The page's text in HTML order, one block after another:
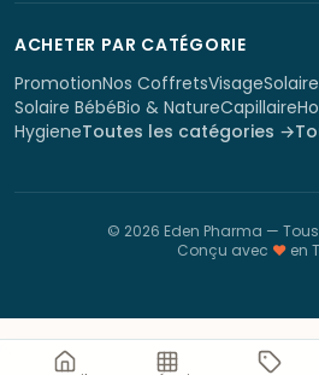
ACHETER PAR CATÉGORIE
PromotionNos CoffretsVisageSolaire
Solaire BébéBio & NatureCapillaire
HygieneToutes les catégories →
© 2026 Eden Pharma —
Conçu avec ♥en